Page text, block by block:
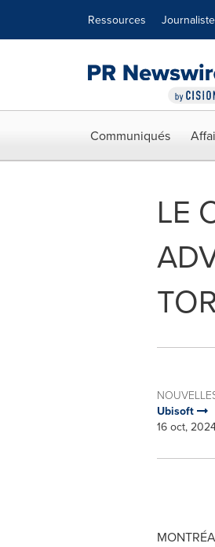
Ressources
Communiqués
LE
Ubisoft
16 oct,